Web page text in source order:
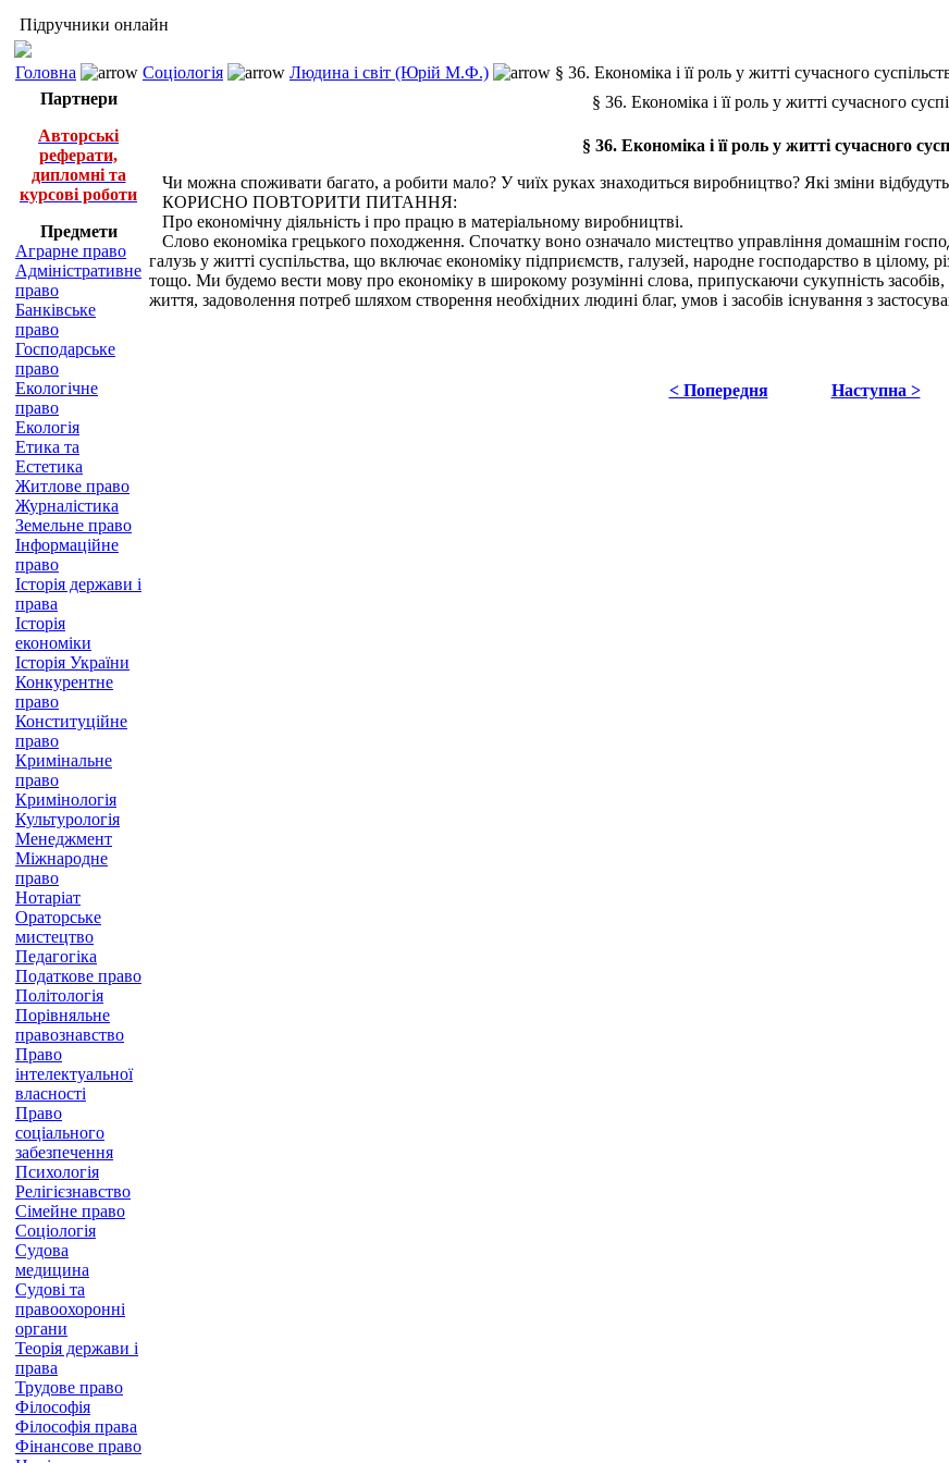
Підручники онлайн
Головна Соціологія Людина і світ (Юрій М.Ф.)
§ 36. Економіка і її роль у житті сучасного
Партнери
Авторські
реферати,
дипломні та
курсові роботи
Предмети
Аграрне право
Адміністративне
право
Банківське
право
Господарське
право
Екологічне
право
Екологія
Етика та
Естетика
Житлове право
Журналістика
Земельне право
Інформаційне
право
Історія держави і
права
Історія
економіки
Історія України
Конкурентне
право
Конституційне
право
Кримінальне
право
Кримінологія
Культурологія
Менеджмент
Міжнародне
право
Нотаріат
Ораторське
мистецтво
Педагогіка
Податкове право
Політологія
Порівняльне
правознавство
Право
інтелектуальної
власності
Право
соціального
забезпечення
Психологія
Релігієзнавство
Сімейне право
Соціологія
Судова
медицина
Судові та
правоохоронні
органи
Теорія держави і
права
Трудове право
Філософія
Філософія права
Фінансове право
§ 36. Економіка і її роль у житті сучасного
§ 36. Економіка і її роль у житті сучасного
Чи можна споживати багато, а робити мало? У чиїх руках знаходиться виробництво? Які зміни
КОРИСНО ПОВТОРИТИ ПИТАННЯ:
Про економічну діяльність і про працю в матеріальному виробництві.
Слово економіка грецького походження. Спочатку воно означало мистецтво управління домашнім
галузь у житті суспільства, що включає економіку підприємств, галузей, народне господарство в цілому,
тощо. Ми будемо вести мову про економіку в широкому розумінні слова, припускаючи сукупність
життя, задоволення потреб шляхом створення необхідних людині благ, умов і засобів існування з
< Попередня Наступна >